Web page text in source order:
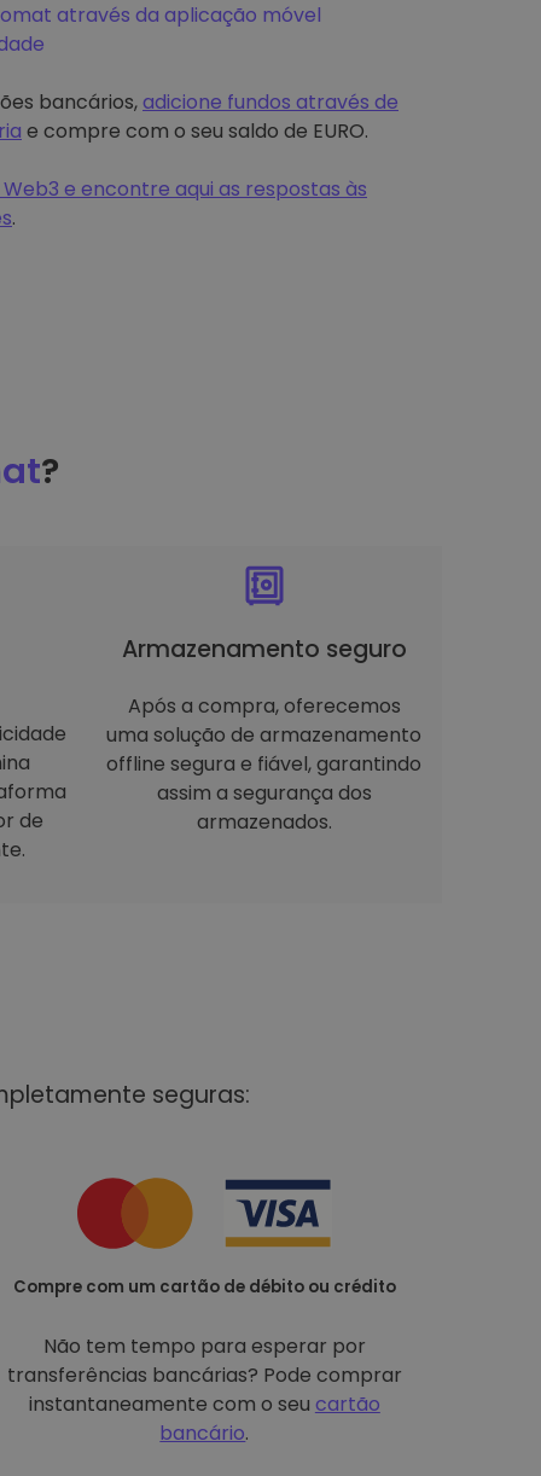
através da aplicação móvel
bancários,adicione fundos através de
e compre com o seu saldo de EURO.
e encontre aqui as respostas às
.
?
de
Armazenamento seguro
Após a compra, oferecemos
uma solução de armazenamento
offline segura e fiável, garantindo
assim a segurança dos
armazenados.
seguras:
Compre com um cartão de débito ou crédito
Não tem tempo para esperar por
transferências bancárias? Pode comprar
instantaneamente com o seu cartão
bancário.